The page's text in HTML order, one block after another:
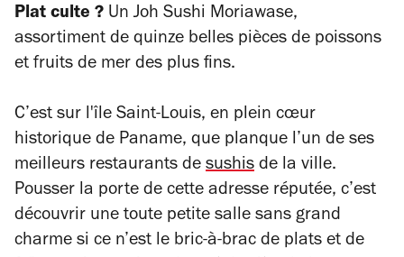
Plat culte ? Un Joh Sushi Moriawase,
assortiment de quinze belles pièces de poissons
et fruits de mer des plus fins.
C’est sur l'île Saint-Louis, en plein cœur
historique de Paname, que planque l’un de ses
meilleurs restaurants de sushis de la ville.
Pousser la porte de cette adresse réputée, c’est
découvrir une toute petite salle sans grand
charme si ce n’est le bric-à-brac de plats et de